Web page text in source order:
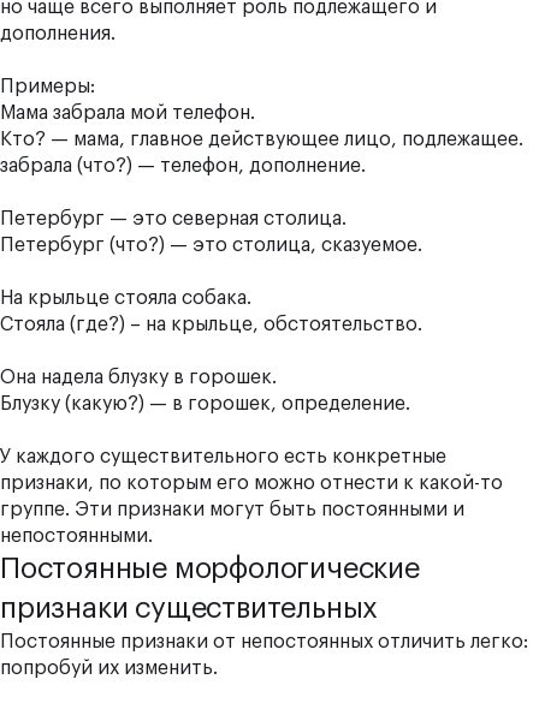
но чаще всего выполняет роль подлежащего и
дополнения.
Примеры:
Мама забрала мой телефон.
Кто? — мама, главное действующее лицо, подлежащее.
забрала (что?) — телефон, дополнение.
Петербург — это северная столица.
Петербург (что?) — это столица, сказуемое.
На крыльце стояла собака.
Стояла (где?) – на крыльце, обстоятельство.
Она надела блузку в горошек.
Блузку (какую?) — в горошек, определение.
У каждого существительного есть конкретные
признаки, по которым его можно отнести к какой-то
группе. Эти признаки могут быть постоянными и
непостоянными.
Постоянные морфологические
признаки существительных
Постоянные признаки от непостоянных отличить легко:
попробуй их изменить.